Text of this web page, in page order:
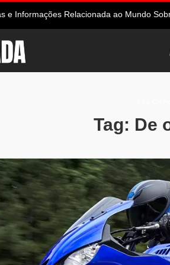
e Informações Relacionada ao Mundo
Tag: De